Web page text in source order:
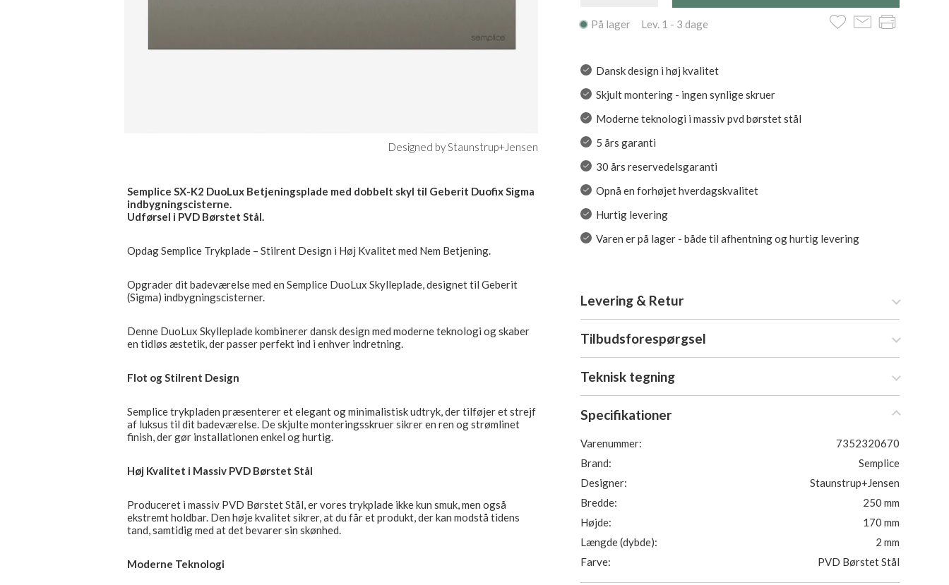
Designed by Staunstrup+Jensen
Semplice SX-K2 DuoLux Betjeningsplade med dobbelt skyl til Geberit Duofix Sigma
indbygningscisterne.
Udførsel i PVD Børstet Stål.
Opdag Semplice Trykplade – Stilrent Design i Høj Kvalitet med Nem Betjening.
Opgrader dit badeværelse med en Semplice DuoLux Skylleplade, designet til Geberit
(Sigma) indbygningscisterner.
Denne DuoLux Skylleplade kombinerer dansk design med moderne teknologi og skaber
en tidløs æstetik, der passer perfekt ind i enhver indretning.
Flot og Stilrent Design
Semplice trykpladen præsenterer et elegant og minimalistisk udtryk, der tilføjer et strejf
af luksus til dit badeværelse. De skjulte monteringsskruer sikrer en ren og strømlinet
finish, der gør installationen enkel og hurtig.
Høj Kvalitet i Massiv PVD Børstet Stål
Produceret i massiv PVD Børstet Stål, er vores trykplade ikke kun smuk, men også
ekstremt holdbar. Den høje kvalitet sikrer, at du får et produkt, der kan modstå tidens
tand, samtidig med at det bevarer sin skønhed.
Moderne Teknologi
På lager Lev. 1 - 3 dage
Dansk design i høj kvalitet
Skjult montering - ingen synlige skruer
Moderne teknologi i massiv pvd børstet stål
5 års garanti
30 års reservedelsgaranti
Opnå en forhøjet hverdagskvalitet
Hurtig levering
Varen er på lager - både til afhentning og hurtig levering
Levering & Retur
Tilbudsforespørgsel
Teknisk tegning
Specifikationer
Varenummer:
7352320670
Brand:
Semplice
Designer:
Staunstrup+Jensen
Bredde:
250 mm
Højde:
170 mm
Længde (dybde):
2 mm
Farve:
PVD Børstet Stål